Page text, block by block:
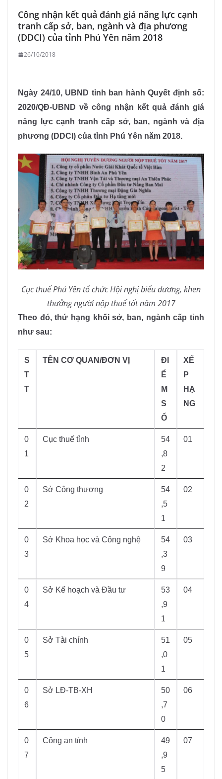
Công nhận kết quả đánh giá năng lực cạnh
tranh cấp sở, ban, ngành và địa phương
(DDCI) của tỉnh Phú Yên năm 2018
26/10/2018
Ngày 24/10, UBND tỉnh ban hành Quyết định số:
2020/QĐ-UBND về công nhận kết quả đánh giá
năng lực cạnh tranh cấp sở, ban, ngành và địa
phương (DDCI) của tỉnh Phú Yên năm 2018.
Cục thuế Phú Yên tổ chức Hội nghị biểu dương, khen
thưởng người nộp thuế tốt năm 2017
Theo đó, thứ hạng khối sở, ban, ngành cấp tỉnh
như sau:
S
T
T
TÊN CƠ QUAN/ĐƠN VỊ
ĐI
Ể
M
S
Ố
XẾ
P
HẠ
NG
0
1
Cục thuế tỉnh
54
,8
2
01
0
2
Sở Công thương
54
,5
1
02
0
3
Sở Khoa học và Công nghệ
54
,3
9
03
0
4
Sở Kế hoạch và Đầu tư
53
,9
1
04
0
5
Sở Tài chính
51
,0
1
05
0
6
Sở LĐ-TB-XH
50
,7
0
06
0
7
Công an tỉnh
49
,9
5
07